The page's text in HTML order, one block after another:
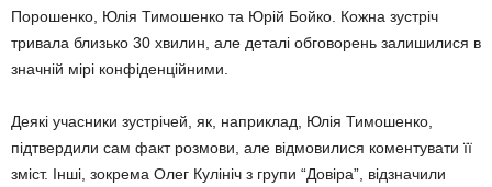
Порошенко, Юлія Тимошенко та Юрій Бойко. Кожна зустріч
тривала близько 30 хвилин, але деталі обговорень залишилися в
значній мірі конфіденційними.
Деякі учасники зустрічей, як, наприклад, Юлія Тимошенко,
підтвердили сам факт розмови, але відмовилися коментувати її
зміст. Інші, зокрема Олег Кулініч з групи “Довіра”, відзначили